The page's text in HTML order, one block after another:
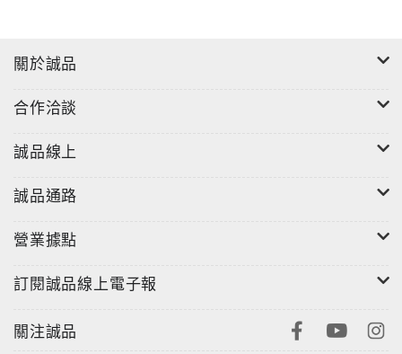
關於誠品
合作洽談
誠品線上
誠品通路
營業據點
訂閱誠品線上電子報
關注誠品